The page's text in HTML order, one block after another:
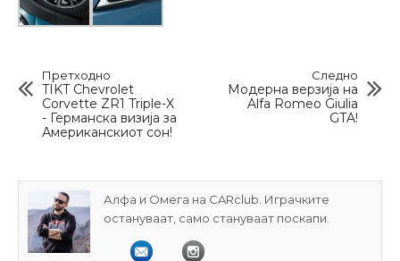
Претходно
TIKT Chevrolet
Corvette ZR1 Triple-X
- Германска визија за
Американскиот сон!
Следно
Модерна верзија на
Alfa Romeo Giulia
GTA!
Алфа и Омега на CARclub. Играчките
остануваат, само стануваат поскапи.